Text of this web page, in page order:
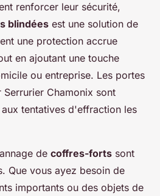
renforcer leur sécurité,
blindées est une solution de
une protection accrue
en ajoutant une touche
ou entreprise. Les portes
Serrurier Chamonix sont
tentatives d'effraction les
de coffres-forts sont
Que vous ayez besoin de
importants ou des objets de